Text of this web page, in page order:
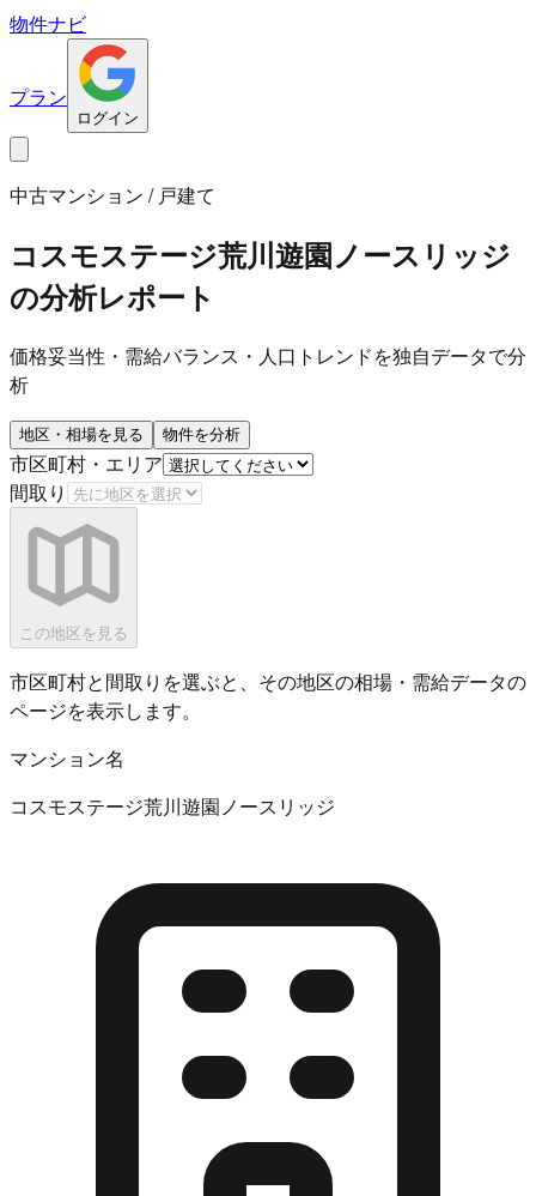
物件ナビ
プラン
ログイン
中古マンション / 戸建て
コスモステージ荒川遊園ノースリッジ
の分析レポート
価格妥当性・需給バランス・人口トレンドを独自データで分
析
地区・相場を見る 物件を分析
市区町村・エリア
間取り
この地区を見る
市区町村と間取りを選ぶと、その地区の相場・需給データの
ページを表示します。
マンション名
コスモステージ荒川遊園ノースリッジ